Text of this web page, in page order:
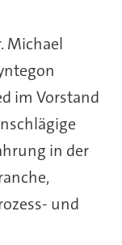
Michael
im Vorstand
in der
und